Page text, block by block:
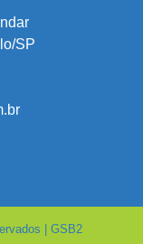
SP
| GSB2